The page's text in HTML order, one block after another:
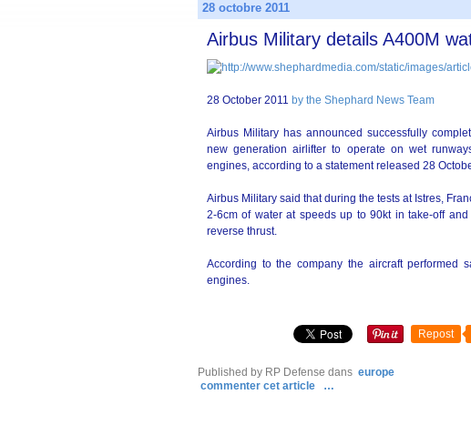
28 octobre 2011
Airbus Military details A400M
28 October 2011 by the Shephard News Team
Airbus Military has announced successfully
new generation airlifter to operate on wet
engines, according to a statement released 28
Airbus Military said that during the tests at Istres,
2-6cm of water at speeds up to 90kt in take-off
reverse thrust.
According to the company the aircraft performed
engines.
Repost
Published by RP Defense dans europe
commenter cet article
…